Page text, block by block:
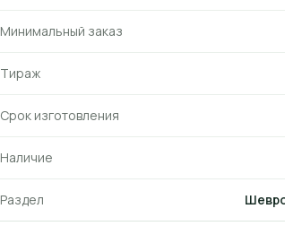
Минимальный заказ
Тираж
Срок изготовления
Наличие
Раздел